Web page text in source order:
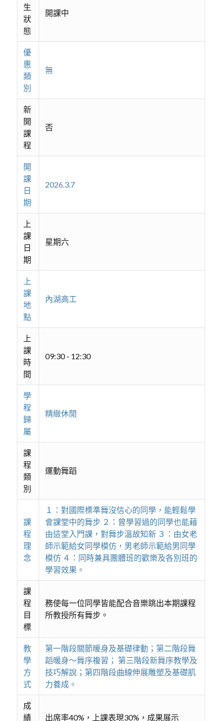
生
狀
態
開課中
優
惠
類
別
無
新
開
課
程
否
開
課
日
期
2026.3.7
上
課
日
期
星期六
上
課
地
點
內湖高工
上
課
時
間
09:30 - 12:30
學
程
歸
屬
精緻休閒
課
程
類
別
運動舞蹈
課
程
理
念
１：對國際標準舞沒信心的同學，能輕鬆學
會課堂中的舞步 ２：曾學習過的同學也能藉
由這堂入門課，對舞步溫故知新 ３：由女老
師示範給女同學模仿，男老師示範給男同學
模仿 ４：同時兼具團體班的歡樂及各別班的
學習效果。
課
程
目
標
務使每一位同學皆能配合音樂跳出本期課程
所教授所有舞步。
教
學
方
式
第一階段關節暖身及基礎律動；第二階段舞
蹈暖身～舞序複習； 第三階段新舞序教學及
技巧解說；第四階段曲線伸展雕塑及基礎肌
力養成。
成
績
出席率40%，上課表現30%，成果展示